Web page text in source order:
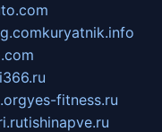
kuryatnik.info
yes-fitness.ru
tishinapve.ru